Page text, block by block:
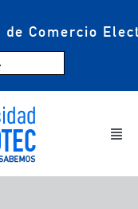
de Comercio